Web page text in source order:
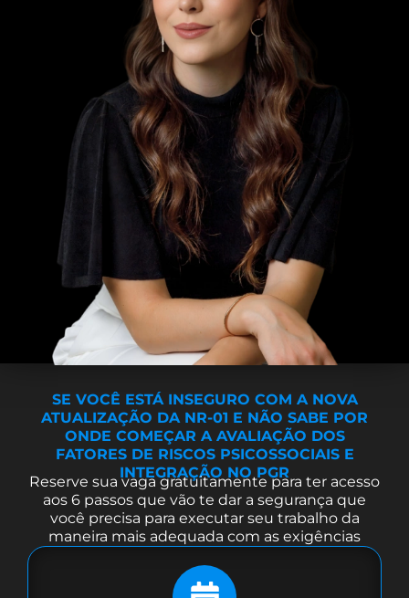
SE VOCÊ ESTÁ INSEGURO COM A NOVA
ATUALIZAÇÃO DA NR-01 E NÃO SABE POR
ONDE COMEÇAR A AVALIAÇÃO DOS
FATORES DE RISCOS PSICOSSOCIAIS E
INTEGRAÇÃO NO PGR
Reserve sua vaga gratuitamente para ter acesso
aos 6 passos que vão te dar a segurança que
você precisa para executar seu trabalho da
maneira mais adequada com as exigências